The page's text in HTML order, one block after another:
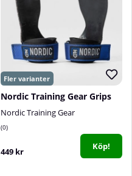
Nordic Training Gear Grips
Nordic Training Gear
0
449 kr Köp!